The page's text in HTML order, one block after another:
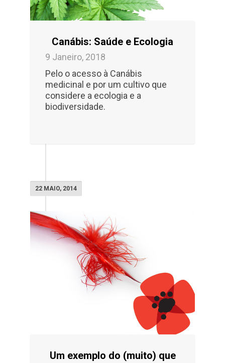
Canábis: Saúde e Ecologia
9 Janeiro, 2018
Pelo o acesso à Canábis
medicinal e por um cultivo que
considere a ecologia e a
biodiversidade.
22 MAIO, 2014
Um exemplo do (muito) que